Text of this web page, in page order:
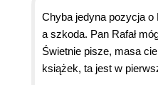
Chyba jedyna pozycja o
a szkoda. Pan Rafał
Świetnie pisze, masa
książek, ta jest w